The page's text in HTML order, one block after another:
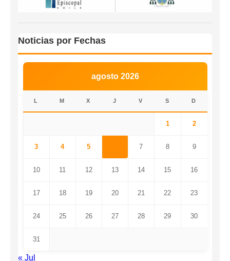
Noticias por Fechas
agosto 2026
L M X J V S D
1 2
3 4 5 7 8 9
10 11 12 13 14 15 16
17 18 19 20 21 22 23
24 25 26 27 28 29 30
31
« Jul